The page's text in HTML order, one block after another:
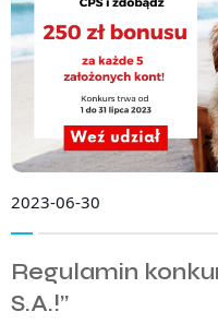
2023-06-30
Regulamin
S.A.!”